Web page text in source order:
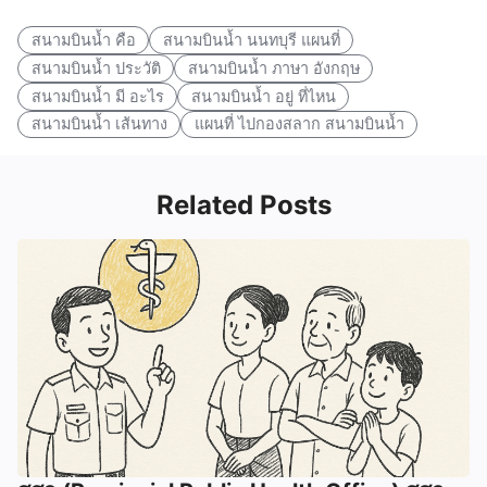
สนามบินน้ำ คือ
สนามบินน้ำ นนทบุรี แผนที่
สนามบินน้ำ ประวัติ
สนามบินน้ำ ภาษา อังกฤษ
สนามบินน้ำ มี อะไร
สนามบินน้ำ อยู่ ที่ไหน
สนามบินน้ำ เส้นทาง
แผนที่ ไปกองสลาก สนามบินน้ำ
Related Posts